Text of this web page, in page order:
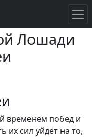
Лошади
временем побед и
их сил уйдёт на то,